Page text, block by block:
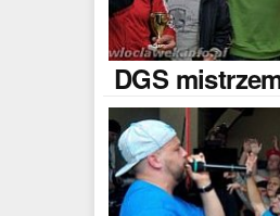
DGS